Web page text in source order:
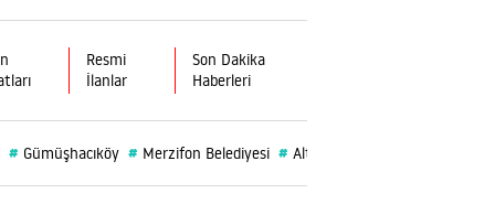
Batman
Şırnak
Ardahan
Resmi
İlanlar
Son Dakika
Haberleri
# Gümüşhacıköy # Merzifon Belediyesi # Altın